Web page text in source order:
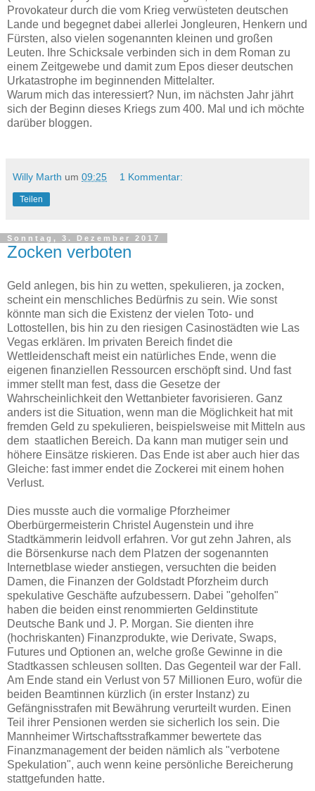
Provokateur durch die vom Krieg verwüsteten deutschen
Lande und begegnet dabei allerlei Jongleuren, Henkern und
Fürsten, also vielen sogenannten kleinen und großen
Leuten. Ihre Schicksale verbinden sich in dem Roman zu
einem Zeitgewebe und damit zum Epos dieser deutschen
Urkatastrophe im beginnenden Mittelalter.
Warum mich das interessiert? Nun, im nächsten Jahr jährt
sich der Beginn dieses Kriegs zum 400. Mal und ich möchte
darüber bloggen.
Willy Marth um 09:25 1 Kommentar:
Teilen
Sonntag, 3. Dezember 2017
Zocken verboten
Geld anlegen, bis hin zu wetten, spekulieren, ja zocken,
scheint ein menschliches Bedürfnis zu sein. Wie sonst
könnte man sich die Existenz der vielen Toto- und
Lottostellen, bis hin zu den riesigen Casinostädten wie Las
Vegas erklären. Im privaten Bereich findet die
Wettleidenschaft meist ein natürliches Ende, wenn die
eigenen finanziellen Ressourcen erschöpft sind. Und fast
immer stellt man fest, dass die Gesetze der
Wahrscheinlichkeit den Wettanbieter favorisieren. Ganz
anders ist die Situation, wenn man die Möglichkeit hat mit
fremden Geld zu spekulieren, beispielsweise mit Mitteln aus
dem staatlichen Bereich. Da kann man mutiger sein und
höhere Einsätze riskieren. Das Ende ist aber auch hier das
Gleiche: fast immer endet die Zockerei mit einem hohen
Verlust.
Dies musste auch die vormalige Pforzheimer
Oberbürgermeisterin Christel Augenstein und ihre
Stadtkämmerin leidvoll erfahren. Vor gut zehn Jahren, als
die Börsenkurse nach dem Platzen der sogenannten
Internetblase wieder anstiegen, versuchten die beiden
Damen, die Finanzen der Goldstadt Pforzheim durch
spekulative Geschäfte aufzubessern. Dabei "geholfen"
haben die beiden einst renommierten Geldinstitute
Deutsche Bank und J. P. Morgan. Sie dienten ihre
(hochriskanten) Finanzprodukte, wie Derivate, Swaps,
Futures und Optionen an, welche große Gewinne in die
Stadtkassen schleusen sollten. Das Gegenteil war der Fall.
Am Ende stand ein Verlust von 57 Millionen Euro, wofür die
beiden Beamtinnen kürzlich (in erster Instanz) zu
Gefängnisstrafen mit Bewährung verurteilt wurden. Einen
Teil ihrer Pensionen werden sie sicherlich los sein. Die
Mannheimer Wirtschaftsstrafkammer bewertete das
Finanzmanagement der beiden nämlich als "verbotene
Spekulation", auch wenn keine persönliche Bereicherung
stattgefunden hatte.